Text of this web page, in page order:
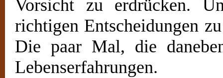
Vorsicht zu erdrücken.
richtigen Entscheidungen
Die paar Mal, die
Lebenserfahrungen.